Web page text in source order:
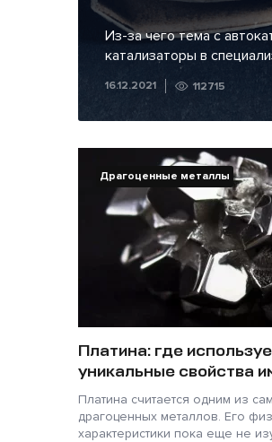
Из-за чего тема с
катализаторы в
16.12.2021 112715
Драгоценные металлы
Платина: где
уникальные свойства
Платина считается одним из
драгоценных металлов. Его
характеристики пока еще не